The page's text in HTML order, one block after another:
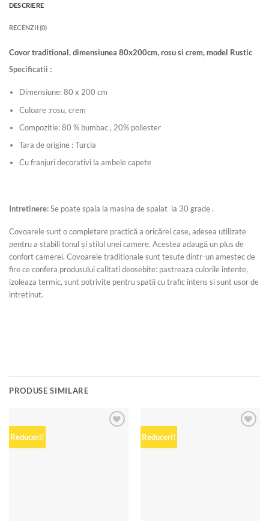
DESCRIERE
RECENZII (0)
Covor traditional, dimensiunea 80x200cm, rosu si crem, model Rustic
Specificatii :
Dimensiune: 80 x 200 cm
Culoare :rosu, crem
Compozitie: 80 % bumbac , 20% poliester
Tara de origine : Turcia
Cu franjuri decorativi la ambele capete
Intretinere:Se poate spala la masina de spalat la 30 grade .
Covoarele sunt o completare practică a oricărei case, adesea utilizate
pentru a stabili tonul și stilul unei camere. Acestea adaugă un plus de
confort camerei. Covoarele traditionale sunt tesute dintr-un amestec de
fire ce confera produsului calitati deosebite: pastreaza culorile intente,
izoleaza termic, sunt potrivite pentru spatii cu trafic intens si sunt usor de
intretinut.
PRODUSE SIMILARE
Reduceri! Reduceri!